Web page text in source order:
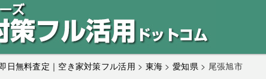
日無料査定｜空き家対策フル活用 > 東海 >愛知県> 尾張旭市